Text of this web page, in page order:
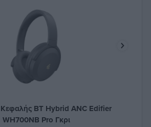
BT Hybrid ANC Edifier
WH700NB Pro Γκρι